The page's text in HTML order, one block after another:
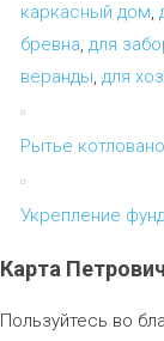
каркасный дом,
бревна, для
веранды, для
Рытье
Укрепление
Карта
Пользуйтесь во